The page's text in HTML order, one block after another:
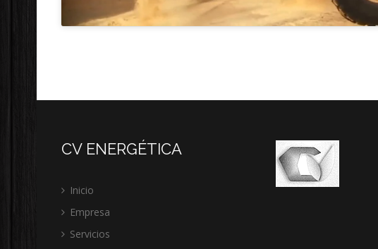
CV ENERGÉTICA
Inicio
Empresa
Servicios